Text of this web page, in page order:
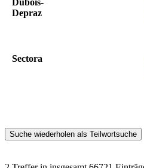
Depraz
Sectora